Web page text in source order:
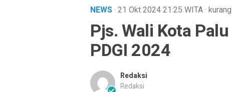
NEWS· 21 Okt 202421:25 WITA·
Pjs. Wali Kota
PDGI 2024
Redaksi
Redaksi